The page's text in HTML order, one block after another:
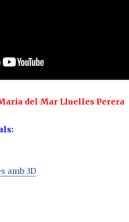
del Mar Lluelles Perera
amb 3D